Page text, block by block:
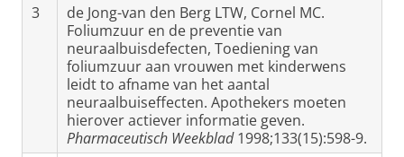
3
de Jong-van den Berg LTW, Cornel MC.
Foliumzuur en de preventie van
neuraalbuisdefecten, Toediening van
foliumzuur aan vrouwen met kinderwens
leidt to afname van het aantal
neuraalbuiseffecten. Apothekers moeten
hierover actiever informatie geven.
Pharmaceutisch Weekblad1998;133(15):598-9.